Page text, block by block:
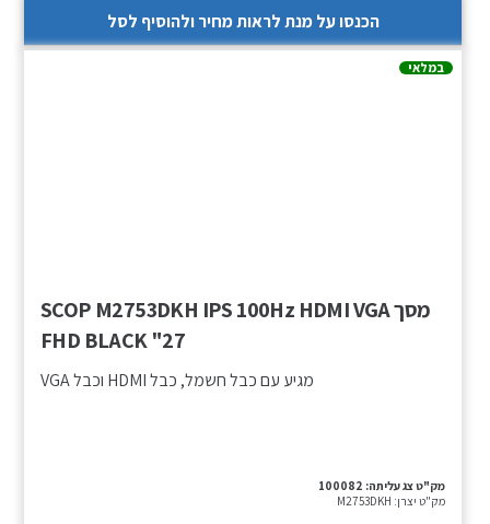
הכנסו על מנת לראות מחיר ולהוסיף לסל
במלאי
מסך SCOP M2753DKH IPS 100Hz HDMI VGA
FHD BLACK "27
מגיע עם כבל חשמל, כבל HDMI וכבל VGA
מק"ט צג עליתה: 100082
מק"ט יצרן: M2753DKH